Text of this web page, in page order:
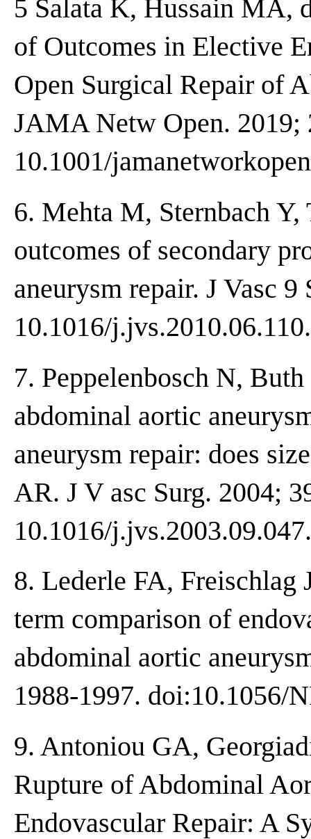
5 Salata K, Hussain MA,
of Outcomes in Elective
Open Surgical Repair of
JAMA Netw Open. 2019;
10.1001/
6. Mehta M, Sternbach
outcomes of secondary
aneurysm repair. J Vasc
10.1016/j.jvs.2010.06.110.
7. Peppelenbosch N,
abdominal aortic
aneurysm repair: does
AR. J V asc Surg. 2004;
10.1016/j.jvs.2003.09.047.
8. Lederle FA,
term comparison of
abdominal aortic
1988-1997. doi:10.1056/
9. Antoniou GA,
Rupture of Abdominal
Endovascular Repair: A